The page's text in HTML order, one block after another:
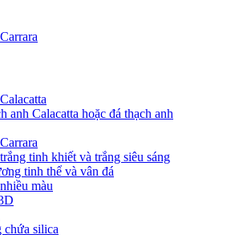
anh Calacatta hoặc đá thạch anh
tinh khiết và trắng siêu sáng
tinh thể và vân đá
màu
silica